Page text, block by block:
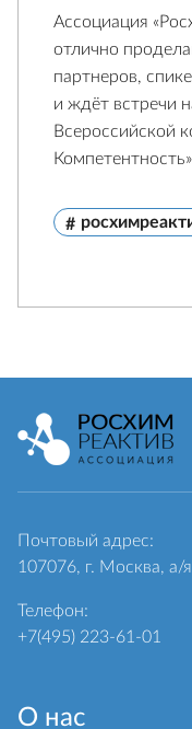
Ассоциация
отлично
партнеров,
и ждёт встречи
Всероссийской
Компетентность»
Почтовый адрес:
107076, г. Москва, а/
Телефон:
+7(495) 223-61-01
О нас